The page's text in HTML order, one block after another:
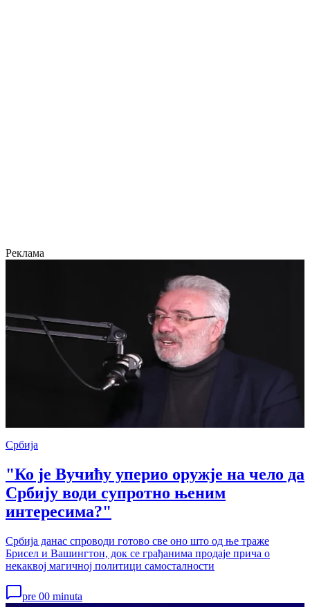
Реклама
Србија
"Ко је Вучићу уперио оружје на чело да
Србију води супротно њеним
интересима?"
Србија данас спроводи готово све оно што од ње траже
Брисел и Вашингтон, док се грађанима продаје прича о
некаквој магичној политици самосталности
pre 00 minuta